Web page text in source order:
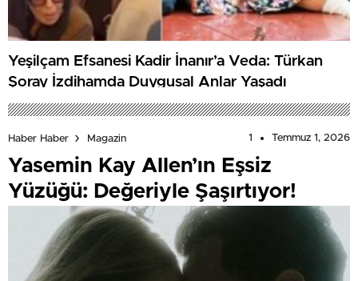
Yeşilçam Efsanesi Kadir İnanır’a Veda: Türkan
Şoray İzdihamda Duygusal Anlar Yaşadı
Haber Haber Magazin 1 Temmuz 1, 2026
Yasemin Kay Allen’ın Eşsiz
Yüzüğü: Değeriyle Şaşırtıyor!